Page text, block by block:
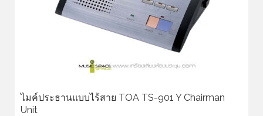
ไมค์ประธานแบบไร้สาย TOA TS-901 Y Chairman
Unit